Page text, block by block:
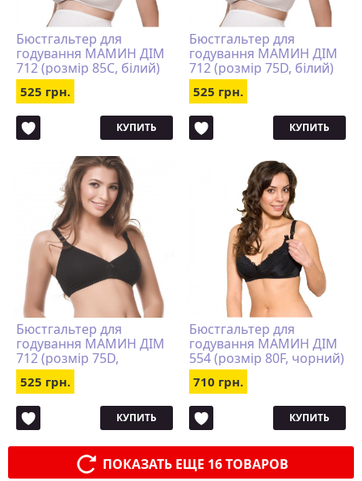
Бюстгальтер для
годування МАМИН ДІМ
712 (розмір 85C, білий)
525 грн.
КУПИТЬ
Бюстгальтер для
годування МАМИН ДІМ
712 (розмір 75D, білий)
525 грн.
КУПИТЬ
Бюстгальтер для
годування МАМИН ДІМ
712 (розмір 75D,
чорний)
525 грн.
КУПИТЬ
Бюстгальтер для
годування МАМИН ДІМ
554 (розмір 80F, чорний)
710 грн.
КУПИТЬ
ПОКАЗАТЬ ЕЩЕ 16 ТОВАРОВ